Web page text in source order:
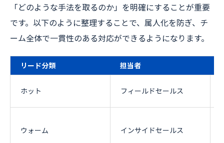
「どのような手法を取るのか」を明確にすることが重要
です。以下のように整理することで、属人化を防ぎ、チ
ーム全体で一貫性のある対応ができるようになります。
リード分類 担当者
ホット フィールドセールス
ウォーム インサイドセールス